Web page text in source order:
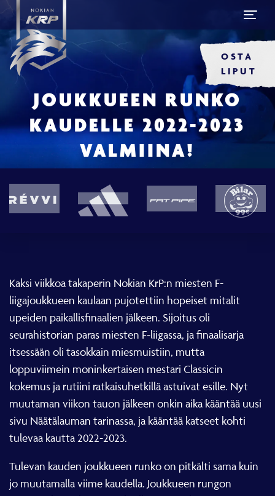
OSTA
LIPUT
JOUKKUEEN RUNKO
KAUDELLE 2022-2023
VALMIINA!
Kaksi viikkoa takaperin Nokian KrP:n miesten F-
liigajoukkueen kaulaan pujotettiin hopeiset mitalit
upeiden paikallisfinaalien jälkeen. Sijoitus oli
seurahistorian paras miesten F-liigassa, ja finaalisarja
itsessään oli tasokkain miesmuistiin, mutta
loppuviimein moninkertaisen mestari Classicin
kokemus ja rutiini ratkaisuhetkillä astuivat esille. Nyt
muutaman viikon tauon jälkeen onkin aika kääntää uusi
sivu Näätälauman tarinassa, ja kääntää katseet kohti
tulevaa kautta 2022-2023.
Tulevan kauden joukkueen runko on pitkälti sama kuin
jo muutamalla viime kaudella. Joukkueen rungon